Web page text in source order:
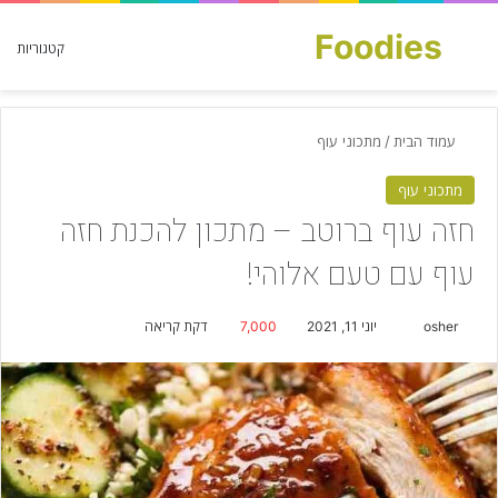
קטגוריות Foodies
חפש עבור
עמוד הבית / מתכוני עוף
מתכוני עוף
חזה עוף ברוטב – מתכון להכנת חזה
עוף עם טעם אלוהי!
osher
n
d
a
n
e
יוני 11, 2021 7,000 דקת קריאה